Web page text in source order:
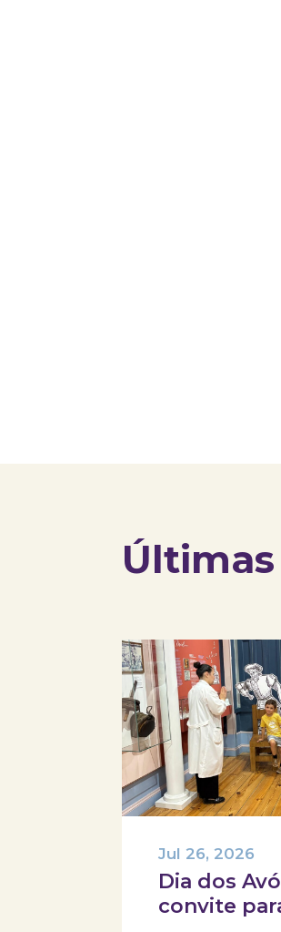
Dia dos
convite
Jul 26, 2026